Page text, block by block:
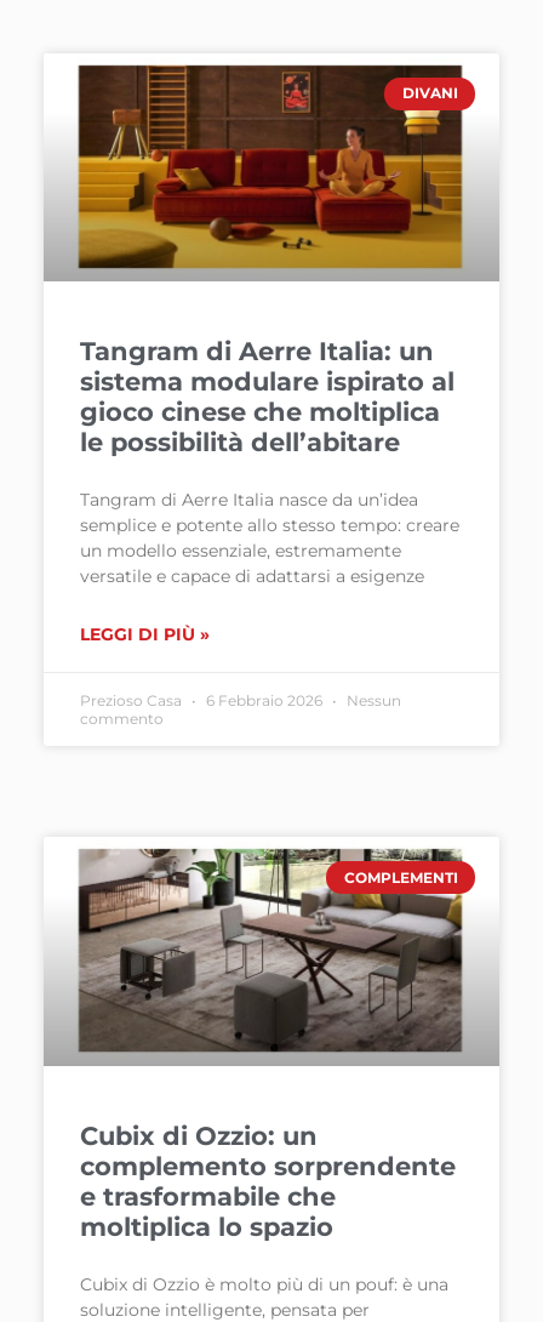
DIVANI
Tangram di Aerre Italia: un
sistema modulare ispirato al
gioco cinese che moltiplica
le possibilità dell’abitare
Tangram di Aerre Italia nasce da un’idea
semplice e potente allo stesso tempo: creare
un modello essenziale, estremamente
versatile e capace di adattarsi a esigenze
LEGGI DI PIÙ »
Prezioso Casa 6 Febbraio 2026
Nessun
commento
COMPLEMENTI
Cubix di Ozzio: un
complemento sorprendente
e trasformabile che
moltiplica lo spazio
Cubix di Ozzio è molto più di un pouf: è una
soluzione intelligente, pensata per